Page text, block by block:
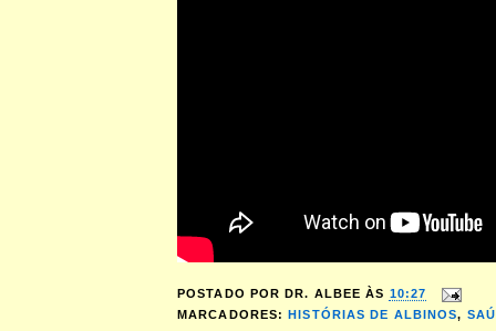
POSTADO POR DR. ALBEE ÀS 10:27
MARCADORES:HISTÓRIAS DE ALBINOS,